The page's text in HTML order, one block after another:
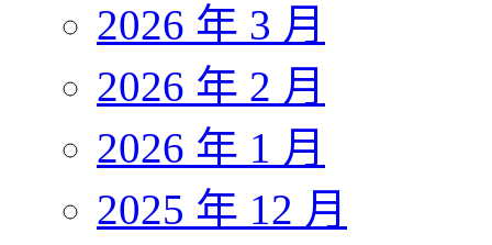
2026 年 3 月
2026 年 2 月
2026 年 1 月
2025 年 12 月